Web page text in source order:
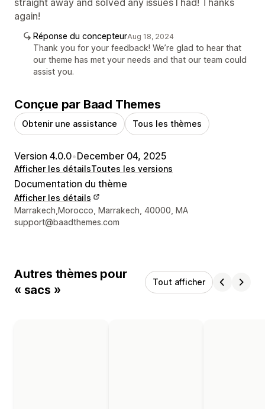
straight away and solved any issues I had! Thanks
again!
Réponse du concepteurAug 18, 2024
Thank you for your feedback! We’re glad to hear that
our theme has met your needs and that our team could
assist you.
Conçue par Baad Themes
Obtenir une assistance Tous les thèmes
Version 4.0.0•December 04, 2025
Afficher les détailsToutes les versions
Documentation du thème
Afficher les détails
Coordonnées du concepteur
Marrakech,Morocco, Marrakech, 40000, MA
support@baadthemes.com
Autres thèmes pour
« sacs »
Tout afficher